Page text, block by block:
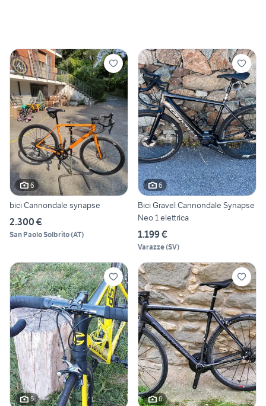
6
bici Cannondale synapse
2.300 €
San Paolo Solbrito(AT)
6
Bici Gravel Cannondale Synapse
Neo 1 elettrica
1.199 €
Varazze(SV)
5 6